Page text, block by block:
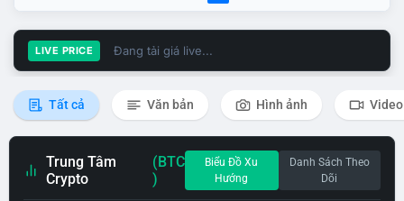
LIVE PRICE Đang tải giá live...
Tất cả Văn bản Hình ảnh Video
Trung Tâm
Crypto
(BTC
)
Biểu Đồ Xu
Hướng
Danh Sách Theo
Dõi